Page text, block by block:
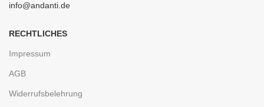
info@andanti.de
RECHTLICHES
Impressum
AGB
Widerrufsbelehrung